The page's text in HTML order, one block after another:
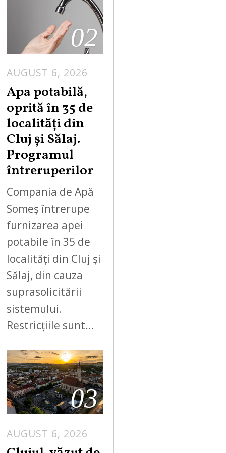
02
AUGUST 6, 2026
Apa potabilă,
oprită în 35 de
localități din
Cluj și Sălaj.
Programul
întreruperilor
Compania de Apă
Someș întrerupe
furnizarea apei
potabile în 35 de
localități din Cluj și
Sălaj, din cauza
suprasolicitării
sistemului.
Restricțiile sunt…
03
AUGUST 6, 2026